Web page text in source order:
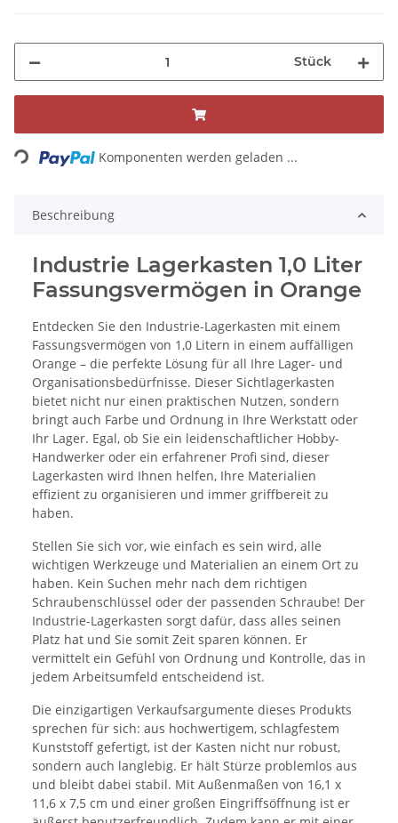
Stück
Loading... Komponenten werden geladen ...
Beschreibung
Industrie Lagerkasten 1,0 Liter
Fassungsvermögen in Orange
Entdecken Sie den Industrie-Lagerkasten mit einem
Fassungsvermögen von 1,0 Litern in einem auffälligen
Orange – die perfekte Lösung für all Ihre Lager- und
Organisationsbedürfnisse. Dieser Sichtlagerkasten
bietet nicht nur einen praktischen Nutzen, sondern
bringt auch Farbe und Ordnung in Ihre Werkstatt oder
Ihr Lager. Egal, ob Sie ein leidenschaftlicher Hobby-
Handwerker oder ein erfahrener Profi sind, dieser
Lagerkasten wird Ihnen helfen, Ihre Materialien
effizient zu organisieren und immer griffbereit zu
haben.
Stellen Sie sich vor, wie einfach es sein wird, alle
wichtigen Werkzeuge und Materialien an einem Ort zu
haben. Kein Suchen mehr nach dem richtigen
Schraubenschlüssel oder der passenden Schraube! Der
Industrie-Lagerkasten sorgt dafür, dass alles seinen
Platz hat und Sie somit Zeit sparen können. Er
vermittelt ein Gefühl von Ordnung und Kontrolle, das in
jedem Arbeitsumfeld entscheidend ist.
Die einzigartigen Verkaufsargumente dieses Produkts
sprechen für sich: aus hochwertigem, schlagfestem
Kunststoff gefertigt, ist der Kasten nicht nur robust,
sondern auch langlebig. Er hält Stürze problemlos aus
und bleibt dabei stabil. Mit Außenmaßen von 16,1 x
11,6 x 7,5 cm und einer großen Eingriffsöffnung ist er